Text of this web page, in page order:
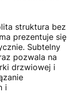
struktura bez
prezentuje się
Subtelny
pozwala na
drzwiowej i
i